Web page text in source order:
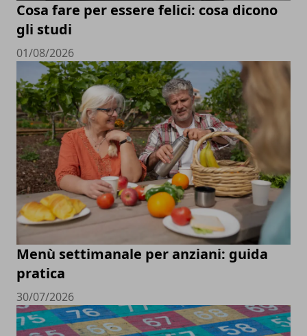
Cosa fare per essere felici: cosa dicono
gli studi
01/08/2026
Menù settimanale per anziani: guida
pratica
30/07/2026